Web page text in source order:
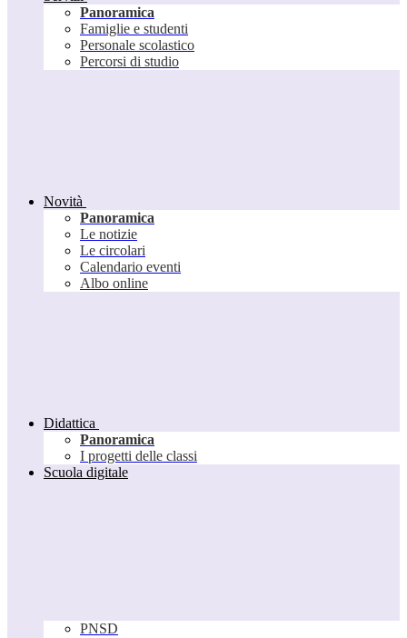
Panoramica
Famiglie e studenti
Personale scolastico
Percorsi di studio
Novità
Panoramica
Le notizie
Le circolari
Calendario eventi
Albo online
Didattica
Panoramica
I progetti delle classi
Scuola digitale
PNSD